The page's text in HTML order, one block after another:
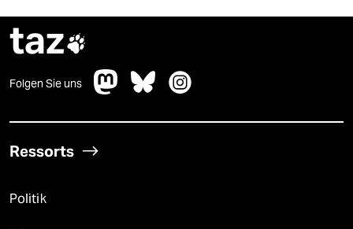
taz
Folgen Sie uns
Ressorts
Politik